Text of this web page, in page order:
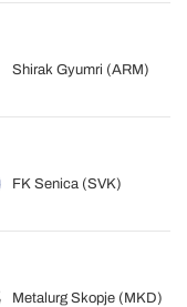
Shirak Gyumri (ARM)
FK Senica (SVK)
Metalurg Skopje (MKD)